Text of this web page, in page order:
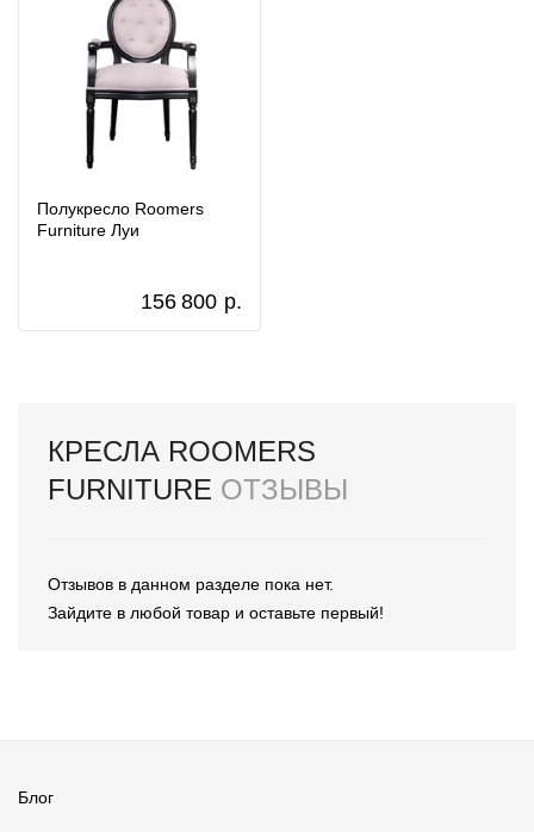
Полукресло Roomers
Furniture Луи
156 800 р.
КРЕСЛА ROOMERS
FURNITURE ОТЗЫВЫ
Отзывов в данном разделе пока нет.
Зайдите в любой товар и оставьте первый!
Блог